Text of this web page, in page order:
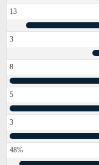
13
3
8
5
3
48%